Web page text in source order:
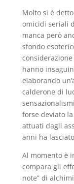
Molto si è
omicidi seriali
manca però
sfondo
hanno
elaborando
calderone di
forse deviato
attuati dagli
anni ha
Al momento è
compara gli
note” di